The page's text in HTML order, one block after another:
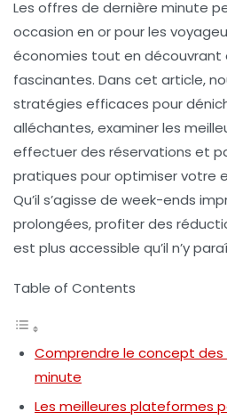
Les offres de dernière minute
occasion en or pour les
économies tout en découvrant
fascinantes. Dans cet article,
stratégies efficaces pour
alléchantes, examiner les
effectuer des réservations et
pratiques pour optimiser votre
Qu’il s’agisse de week-ends
prolongées, profiter des
est plus accessible qu’il n’y
Table of Contents
Comprendre le concept
minute
Les meilleures plateformes